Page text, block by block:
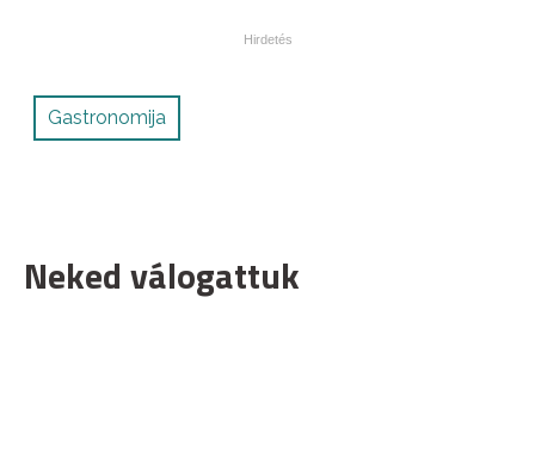
Gastronomija
Neked válogattuk